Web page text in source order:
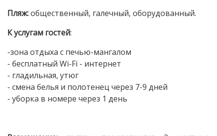
Пляж:общественный, галечный, оборудованный.
К услугам гостей:
-зона отдыха с печью-мангалом
- бесплатный Wi-Fi - интернет
- гладильная, утюг
- смена белья и полотенец через 7-9 дней
- уборка в номере через 1 день